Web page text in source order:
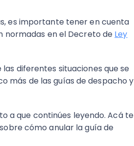
es importante tener en cuenta
normadas en el Decreto de Ley
diferentes situaciones que se
más de las guías de despacho y
a que continúes leyendo. Acá te
cómo anular la guía de